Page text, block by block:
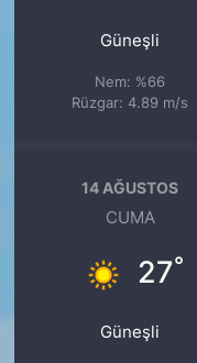
Güneşli
Nem: %66
Rüzgar: 4.89 m/s
14 AĞUSTOS
CUMA
27°
Güneşli